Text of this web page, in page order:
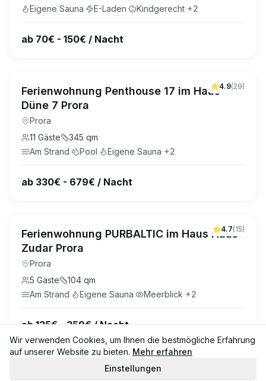
Eigene Sauna· E-Laden· Kindgerecht·+2
ab 70€ - 150€ / Nacht
4.9(29)
Ferienwohnung Penthouse 17 im Haus
Düne 7 Prora
Prora
11 Gäste 345 qm
Am Strand· Pool· Eigene Sauna·+2
ab 330€ - 679€ / Nacht
4.7(15)
Ferienwohnung PURBALTIC im Haus Haus
Zudar Prora
Prora
5 Gäste 104 qm
Am Strand· Eigene Sauna· Meerblick·+2
ab 135€ - 359€ / Nacht
Ferienwohnung Meerlounge 15 im Haus
Wir verwenden Cookies, um Ihnen die bestmögliche Erfahrung
auf unserer Website zu bieten. Mehr erfahren
Einstellungen